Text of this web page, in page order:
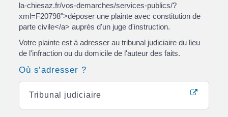
la-chiesaz.fr/vos-demarches/services-publics/?
xml=F20798">déposer une plainte avec constitution de
parte civile</a> auprès d'un juge d'instruction.
Votre plainte est à adresser au tribunal judiciaire du lieu
de l'infraction ou du domicile de l'auteur des faits.
Où s’adresser ?
Tribunal judiciaire